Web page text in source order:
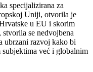
specijalizirana za
Uniji, otvorila je
u EU i skorim
se nedvojbena
ubrzani razvoj kako bi
subjektima već i globalnim